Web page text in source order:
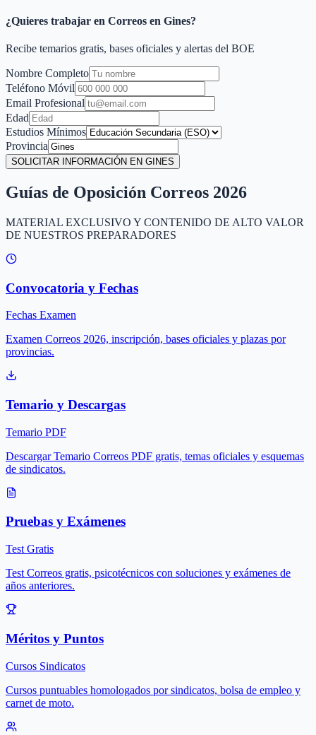
¿Quieres trabajar en Correos en Gines?
Recibe temarios gratis, bases oficiales y alertas del BOE
Nombre Completo
Teléfono Móvil
Email Profesional
Edad
Estudios Mínimos
Provincia
SOLICITAR INFORMACIÓN EN GINES
Guías de Oposición Correos 2026
MATERIAL EXCLUSIVO Y CONTENIDO DE ALTO VALOR
DE NUESTROS PREPARADORES
Convocatoria y Fechas
Fechas Examen
Examen Correos 2026, inscripción, bases oficiales y plazas por
provincias.
Temario y Descargas
Temario PDF
Descargar Temario Correos PDF gratis, temas oficiales y esquemas
de sindicatos.
Pruebas y Exámenes
Test Gratis
Test Correos gratis, psicotécnicos con soluciones y exámenes de
años anteriores.
Méritos y Puntos
Cursos Sindicatos
Cursos puntuables homologados por sindicatos, bolsa de empleo y
carnet de moto.